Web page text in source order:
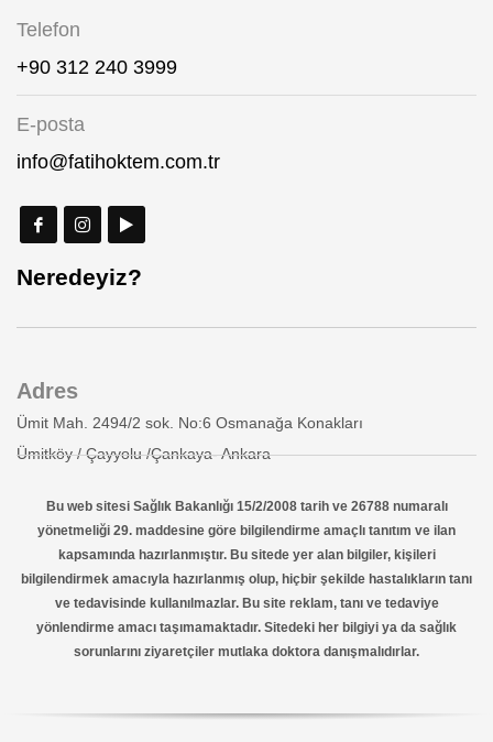
Telefon
+90 312 240 3999
E-posta
info@fatihoktem.com.tr
Neredeyiz?
Adres
Ümit Mah. 2494/2 sok. No:6 Osmanağa Konakları
Ümitköy / Çayyolu /Çankaya- Ankara
Bu web sitesi Sağlık Bakanlığı 15/2/2008 tarih ve 26788 numaralı
yönetmeliği 29. maddesine göre bilgilendirme amaçlı tanıtım ve ilan
kapsamında hazırlanmıştır. Bu sitede yer alan bilgiler, kişileri
bilgilendirmek amacıyla hazırlanmış olup, hiçbir şekilde hastalıkların tanı
ve tedavisinde kullanılmazlar. Bu site reklam, tanı ve tedaviye
yönlendirme amacı taşımamaktadır. Sitedeki her bilgiyi ya da sağlık
sorunlarını ziyaretçiler mutlaka doktora danışmalıdırlar.